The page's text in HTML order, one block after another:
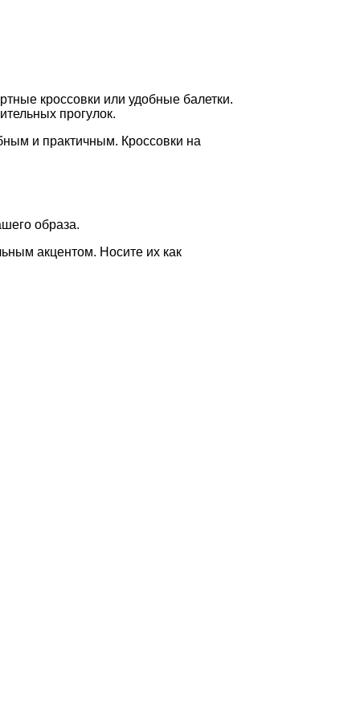
кроссовки или удобные балетки.
прогулок.
и практичным. Кроссовки на
образа.
акцентом. Носите их как